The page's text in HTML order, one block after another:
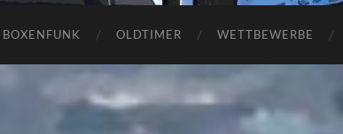
BOXENFUNK OLDTIMER WETTBEWERBE